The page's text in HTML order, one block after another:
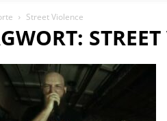
Street Violence